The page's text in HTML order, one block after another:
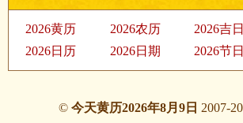
2026黄历 2026农历 2026吉日
2026日历
2026日期 2026节日
© 今天黄历2026年8月9日 2007-